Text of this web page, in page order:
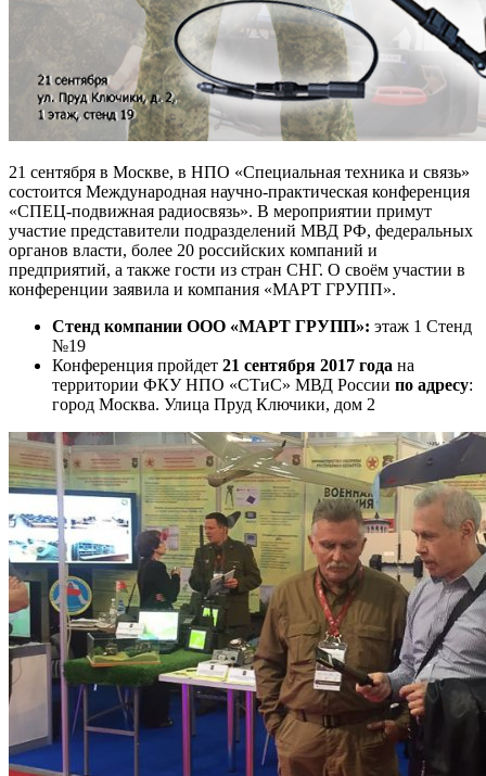
21 сентября в Москве, в НПО «Специальная техника и связь»
состоится Международная научно-практическая конференция
«СПЕЦ-подвижная радиосвязь». В мероприятии примут
участие представители подразделений МВД РФ, федеральных
органов власти, более 20 российских компаний и
предприятий, а также гости из стран СНГ. О своём участии в
конференции заявила и компания «МАРТ ГРУПП».
Стенд компании ООО «МАРТ ГРУПП»: этаж 1 Стенд
№19
Конференция пройдет 21 сентября 2017 года на
территории ФКУ НПО «СТиС» МВД России по адресу:
город Москва. Улица Пруд Ключики, дом 2